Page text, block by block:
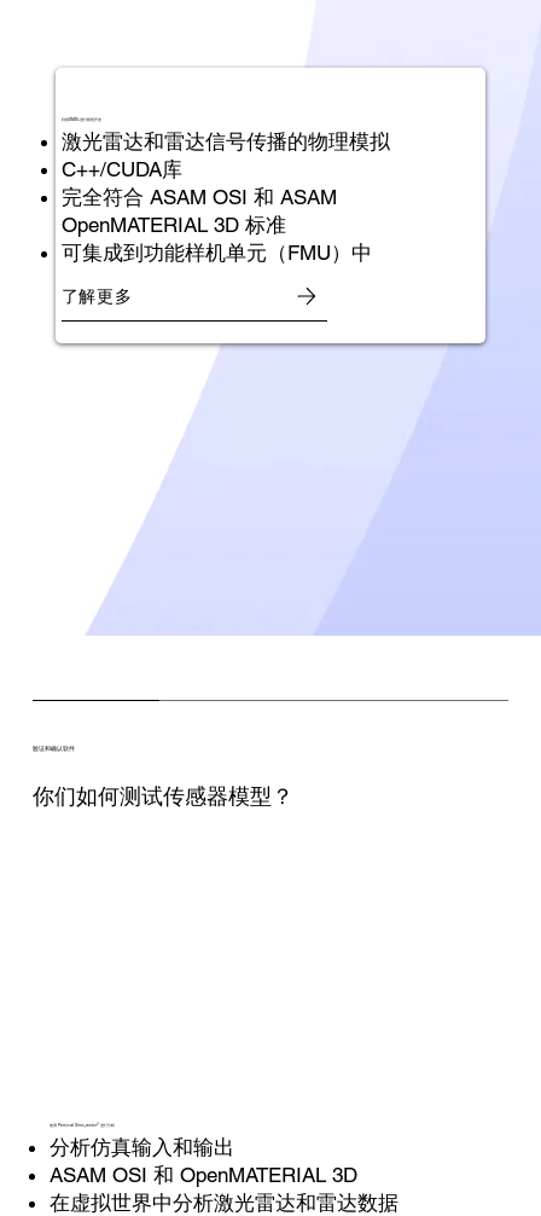
利用SMDL进行模型开发
激光雷达和雷达信号传播的物理模拟
C++/CUDA库
完全符合 ASAM OSI 和 ASAM
OpenMATERIAL 3D 标准
可集成到功能样机单元（FMU）中
了解更多
验证和确认软件
你们如何测试传感器模型？
使用 Persival Simspector® 进行分析
分析仿真输入和输出
ASAM OSI 和 OpenMATERIAL 3D
在虚拟世界中分析激光雷达和雷达数据